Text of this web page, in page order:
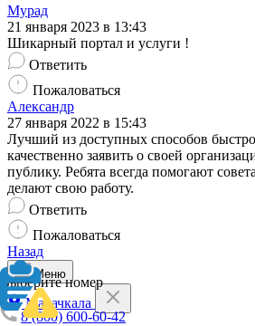
Мурад
21 января 2023 в 13:43
Шикарный портал и услуги !
Ответить
Пожаловаться
Александр
27 января 2022 в 15:43
Лучший из доступных способов
качественно заявить о своей
публику. Ребята всегда помогают
делают свою работу.
Ответить
Пожаловаться
Назад
Выберите номер
8 (800) 600-60-42
Меню
Махачкала